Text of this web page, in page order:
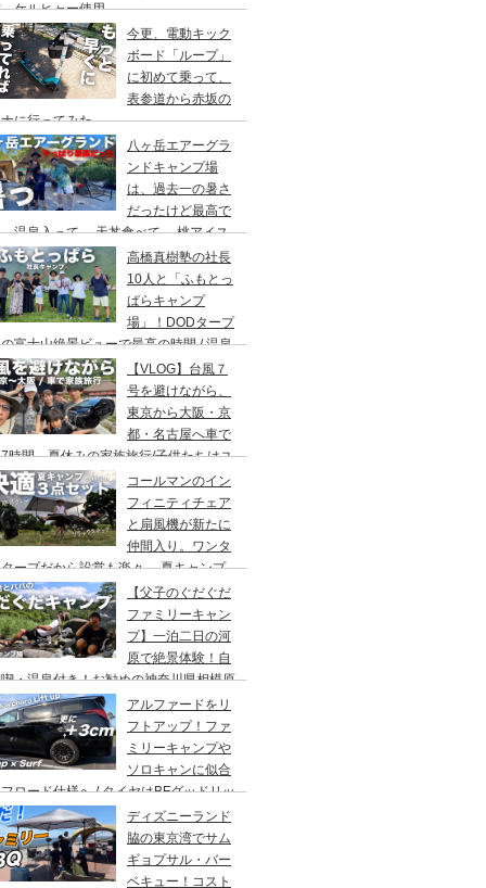
ケルヒャー使用。
今更、電動キック
ボード「ループ」
に初めて乗って、
表参道から赤坂の
に行ってみた。
八ヶ岳エアーグラ
ンドキャンプ場
は、過去一の暑さ
だったけど最高で
温泉入って→ 天丼食べて→ 桃アイス
。ファミリーキャンプにもキャンプデ
もお勧めです。DOD＆ムラコでグル
ャンプ
高橋真樹塾の社長
10人と「ふもとっ
ぱらキャンプ
場」！DODタープ
富士山絶景ビューで最高の時間 / 温泉
りにシャワー / キャンプ飯は肉にタコ
ール
【VLOG】台風７
号を避けながら、
東京から大阪・京
都・名古屋へ車で
時間、夏休みの家族旅行/子供たちはユ
サルスタジオでパパはサウナ→清水寺
川床で鰻重→世界の山ちゃん
コールマンのイン
フィニティチェア
と扇風機が新たに
仲間入り。ワンタ
ープだから設営も楽々。 夏キャンプ
に過ごす為のキャンプギア３点セッ
【父子のぐだぐだ
ファミリーキャン
プ】一泊二日の河
原で絶景体験！自
・温泉付き！お勧めの神奈川県相模原
根キャンプ場。
アルファードをリ
フトアップ！ファ
ミリーキャンプや
ソロキャンに似合
ロード仕様へ / タイヤはBFグッドリッ
ールテレーンTA。ホイールはデルタ
スのオーバル。アップサスはエスペリ
ディズニーランド
脇の東京湾でサム
ギョプサル・バー
ベキュー！コスト